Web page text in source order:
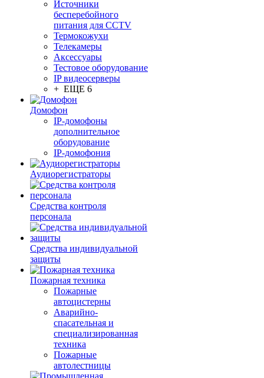
Источники
бесперебойного
питания для CCTV
Термокожухи
Телекамеры
Аксессуары
Тестовое оборудование
IP видеосерверы
+ ЕЩЕ 6
Домофон
IP-домофоны
дополнительное
оборудование
IP-домофония
Аудиорегистраторы
Средства контроля
персонала
Средства индивидуальной
защиты
Пожарная техника
Пожарные
автоцистерны
Аварийно-
спасательная и
специализированная
техника
Пожарные
автолестницы